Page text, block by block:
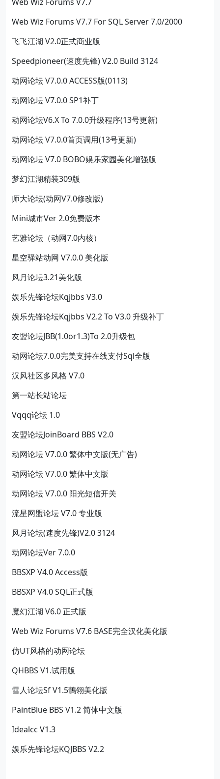
Web Wiz Forums V7.7 For SQL Server 7.0/2000
飞飞江湖 V2.0正式商业版
Speedpioneer(速度先锋) V2.0 Build 3124
动网论坛 V7.0.0 ACCESS版(0113)
动网论坛 V7.0.0 SP1补丁
动网论坛V6.X To 7.0.0升级程序(13号更新)
动网论坛 V7.0.0首页调用(13号更新)
动网论坛 V7.0 BOBO娱乐家园美化增强版
梦幻江湖精装309版
师大论坛(动网V7.0修改版)
Mini城市Ver 2.0免费版本
艺雅论坛（动网7.0内核）
星空驿站动网 V7.0.0 美化版
风月论坛3.21美化版
娱乐先锋论坛Kqjbbs V3.0
娱乐先锋论坛Kqjbbs V2.2 To V3.0 升级补丁
友盟论坛JBB(1.0or1.3)To 2.0升级包
动网论坛7.0.0完美支持在线支付Sql全版
汉风社区多风格 V7.0
第一站长站论坛
Vqqq论坛 1.0
友盟论坛JoinBoard BBS V2.0
动网论坛 V7.0.0 繁体中文版(无广告)
动网论坛 V7.0.0 繁体中文版
动网论坛 V7.0.0 阳光短信开关
流星网盟论坛 V7.0 专业版
风月论坛(速度先锋)V2.0 3124
动网论坛Ver 7.0.0
BBSXP V4.0 Access版
BBSXP V4.0 SQL正式版
魔幻江湖 V6.0 正式版
Web Wiz Forums V7.6 BASE完全汉化美化版
仿UT风格的动网论坛
QHBBS V1.试用版
雪人论坛Sf V1.5鶄翎美化版
PaintBlue BBS V1.2 简体中文版
Idealcc V1.3
娱乐先锋论坛KQJBBS V2.2